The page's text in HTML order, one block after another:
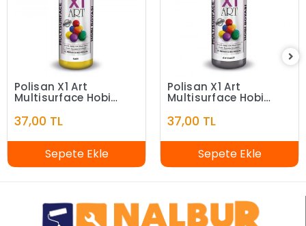
Polisan X1 Art
Multisurface Hobi
37,00 TL
Sepete Ekle
Polisan X1 Art
Multisurface Hobi
ml
37,00 TL
Sepete Ekle